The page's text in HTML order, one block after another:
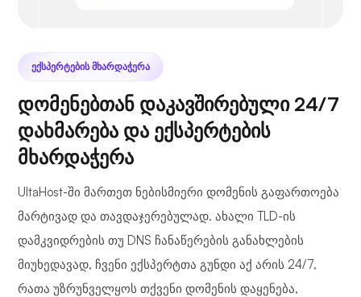
ᲔᲥᲡᲞᲔᲠᲢᲔᲑᲘᲡ ᲛᲮᲐᲠᲓᲐᲭᲔᲠᲐ
დომენებთან დაკავშირებული 24/7
დახმარება და ექსპერტების
მხარდაჭერა
UltaHost-ში მართეთ ნებისმიერი დომენის გაფართოება
მარტივად და თავდაჯერებულად. ახალი TLD-ის
დამკვიდრების თუ DNS ჩანაწერების განახლების
მიუხედავად, ჩვენი ექსპერტთა გუნდი აქ არის 24/7,
რათა უზრუნველყოს თქვენი დომენის დაყენება,